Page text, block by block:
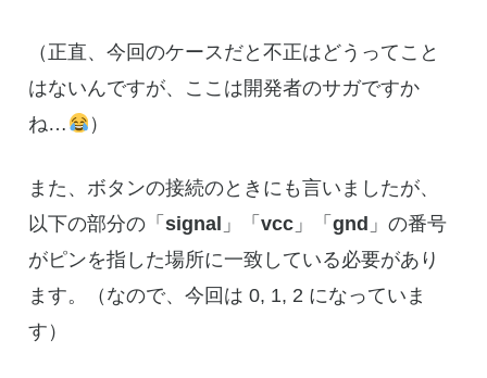
（正直、今回のケースだと不正はどうってこと
はないんですが、ここは開発者のサガですか
ね…
）
また、ボタンの接続のときにも言いましたが、
以下の部分の「signal 」「vcc 」「gnd 」の番号
がピンを指した場所に一致している必要があり
ます。（なので、今回は 0, 1, 2 になっていま
す）